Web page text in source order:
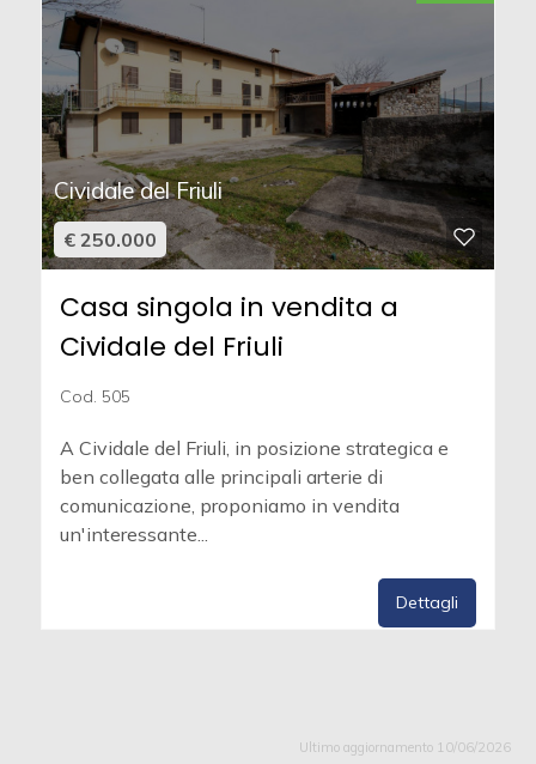
Cividale del Friuli
€ 250.000
Casa singola in vendita a
Cividale del Friuli
Cod. 505
A Cividale del Friuli, in posizione strategica e
ben collegata alle principali arterie di
comunicazione, proponiamo in vendita
un'interessante...
Dettagli
Ultimo aggiornamento 10/06/2026